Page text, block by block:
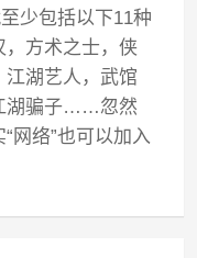
少包括以下11种
，方术之士，侠
湖艺人，武馆
湖骗子……忽然
网络”也可以加入